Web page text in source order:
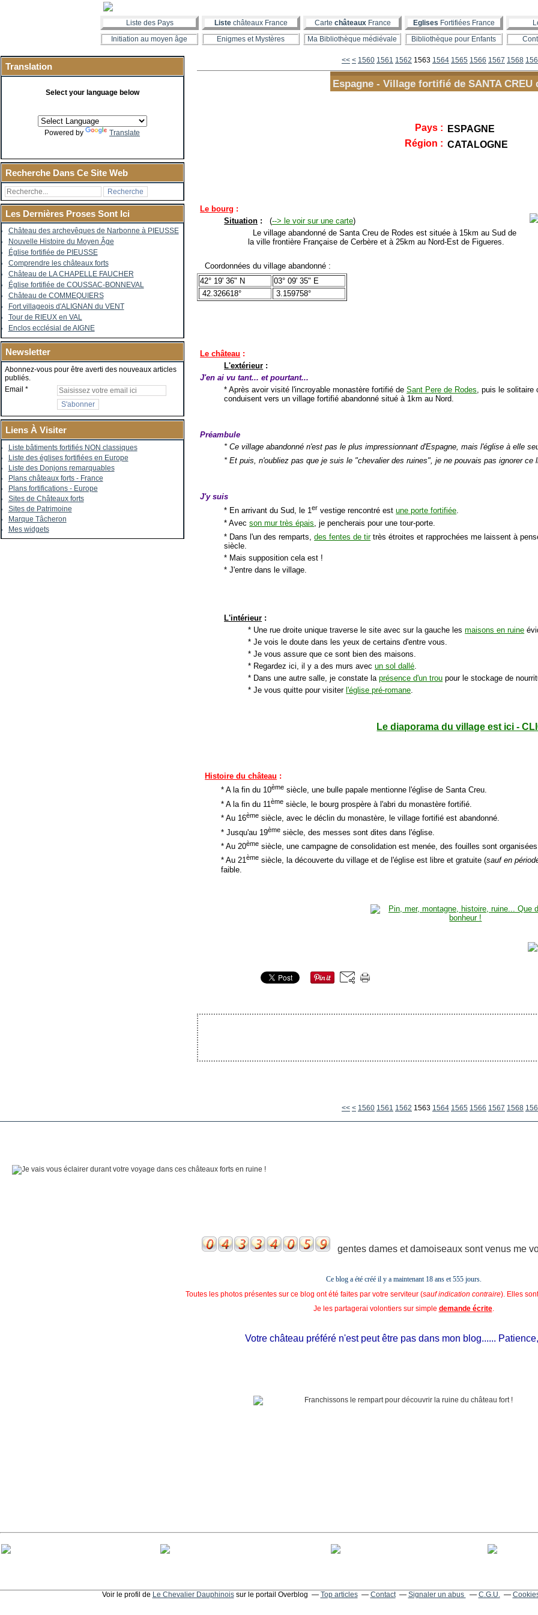
Liste des Pays Liste châteaux France Carte châteauxFrance Eglises Fortifiées France
Initiation au moyen âge
Enigmes et Mystères Ma Bibliothèque médiévale Bibliothèque pour Enfants
Translation
Select your language below
Powered by Translate
Recherche Dans Ce Site Web
Les Dernières Proses Sont Ici
Château des archevêques de Narbonne à PIEUSSE
Nouvelle Histoire du Moyen Âge
Église fortifiée de PIEUSSE
Comprendre les châteaux forts
Château de LA CHAPELLE FAUCHER
Église fortifiée de COUSSAC-BONNEVAL
Château de COMMEQUIERS
Fort villageois d'ALIGNAN du VENT
Tour de RIEUX en VAL
Enclos ecclésial de AIGNE
Newsletter
Abonnez-vous pour être averti des nouveaux articles
publiés.
Email
Liens À Visiter
Liste bâtiments fortifiés NON classiques
Liste des églises fortifiées en Europe
Liste des Donjons remarquables
Plans châteaux forts - France
Plans fortifications - Europe
Sites de Châteaux forts
Sites de Patrimoine
Marque Tâcheron
Mes widgets
<< < 1500
1510
1520
1530
1540
1550
1560 1561 1562 1563 1564 1565 1566 1567 1568
Espagne - Village fortifié de SANTA CREU
Pays :
ESPAGNE
Région : CATALOGNE
Le bourg :
Situation : (--> le voir sur une carte)
Le village abandonné de Santa Creu de Rodes est située à 15km au Sud de
la ville frontière Française de Cerbère et à 25km au Nord-Est de Figueres.
Coordonnées du village abandonné :
42° 19' 36" N
03° 09' 35" E
42.326618°
3.159758°
Le château :
L'extérieur :
J'en ai vu tant... et pourtant...
* Après avoir visité l'incroyable monastère fortifié deSant Pere de Rodes , puis le
conduisent vers un village fortifié abandonné situé à 1km au Nord.
Préambule
* Ce village abandonné n'est pas le plus impressionnant d'Espagne, mais l'église à elle
* Et puis, n'oubliez pas que je suis le "chevalier des ruines", je ne pouvais pas ignorer ce
J'y suis
* En arrivant du Sud, le 1er vestige rencontré estune porte fortifiée.
* Avecson mur très épais , je pencherais pour une tour-porte.
* Dans l'un des remparts,des fentes de tirtrès étroites et rapprochées me laissent à
siècle.
* Mais supposition cela est !
* J'entre dans le village.
L'intérieur :
* Une rue droite unique traverse le site avec sur la gauche lesmaisons en ruine
* Je vois le doute dans les yeux de certains d'entre vous.
* Je vous assure que ce sont bien des maisons.
* Regardez ici, il y a des murs avecun sol dallé.
* Dans une autre salle, je constate laprésence d'un trou pour le stockage de
* Je vous quitte pour visiter l'église pré-romane.
Le diaporama du village est ici -
Histoire du château :
* A la fin du 10ème siècle, une bulle papale mentionne l'église de Santa Creu.
* A la fin du 11ème siècle, le bourg prospère à l'abri du monastère fortifié.
* Au 16ème siècle, avec le déclin du monastère, le village fortifié est abandonné.
* Jusqu'au 19ème siècle, des messes sont dites dans l'église.
* Au 20ème siècle, une campagne de consolidation est menée, des fouilles sont
* Au 21ème siècle, la découverte du village et de l'église est libre et gratuite (sauf en
faible.
<< < 1500
1510
1520
1530
1540
1550
1560 1561 1562 1563 1564 1565 1566 1567 1568
gentes dames et damoiseaux sont venus me
Ce blog a été créé il y a maintenant 18 ans et555 jours.
Toutes les photos présentes sur ce blog ont été faites par votre serviteur (sauf indication contraire). Elles
Je les partagerai volontiers sur simple demande écrite.
Votre château préféré n'est peut être pas dans mon blog...... Patience,
Voir le profil de Le Chevalier Dauphinoissur le portail Overblog Top articles Contact Signaler un abus C.G.U.